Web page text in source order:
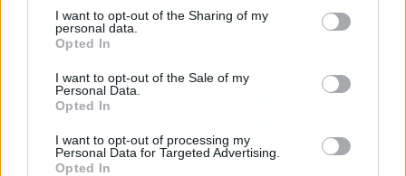
I want to opt-out of the Sharing of my
personal data.
Opted In
I want to opt-out of the Sale of my
Personal Data.
Opted In
I want to opt-out of processing my
Personal Data for Targeted Advertising.
Opted In
en pago?, con Grupo
Legal Gebeloff
espectáculos y los